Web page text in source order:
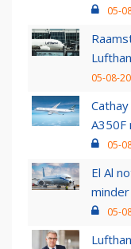
05-
05-08-
A350F
05-
El Al
05-